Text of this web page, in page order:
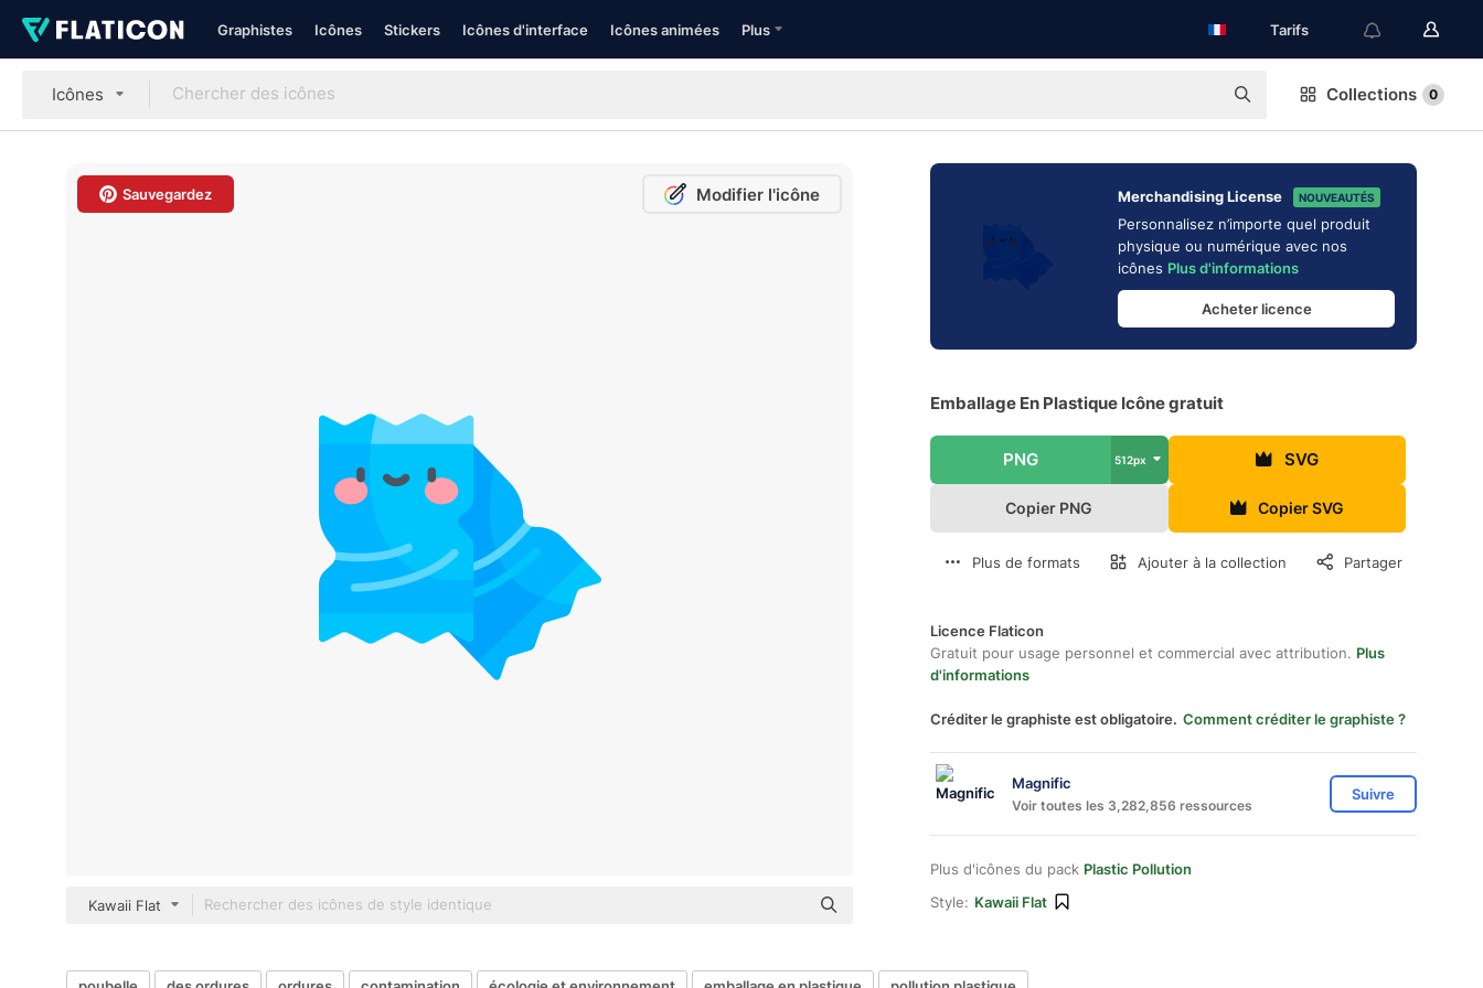
Graphistes Icônes Stickers Icônes d'interface Icônes animées Plus Tarifs
Icônes Collections 0
Sauvegardez Modifier l'icône
Kawaii Flat
Merchandising License NOUVEAUTÉS
Personnalisez n’importe quel produit
physique ou numérique avec nos
icônes Plus d'informations
Acheter licence
Emballage En Plastique Icône gratuit
PNG 512px SVG
Copier PNG Copier SVG
Plus de formats Ajouter à la collection Partager
Licence Flaticon
Gratuit pour usage personnel et commercial avec attribution. Plus
d'informations
Créditer le graphiste est obligatoire. Comment créditer le graphiste ?
Magnific
Voir toutes les 3,282,856 ressources
Suivre
Plus d'icônes du pack Plastic Pollution
Style: Kawaii Flat